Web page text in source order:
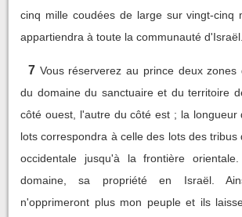
cinq mille coudées de large sur vingt-cinq
appartiendra à toute la communauté d'Israël.
7 Vous réserverez au prince deux
du domaine du sanctuaire et du territoire
côté ouest, l'autre du côté est ; la longueur
lots correspondra à celle des lots des tribus
occidentale jusqu'à la frontière orientale.
domaine, sa propriété en Israël.
n'opprimeront plus mon peuple et ils